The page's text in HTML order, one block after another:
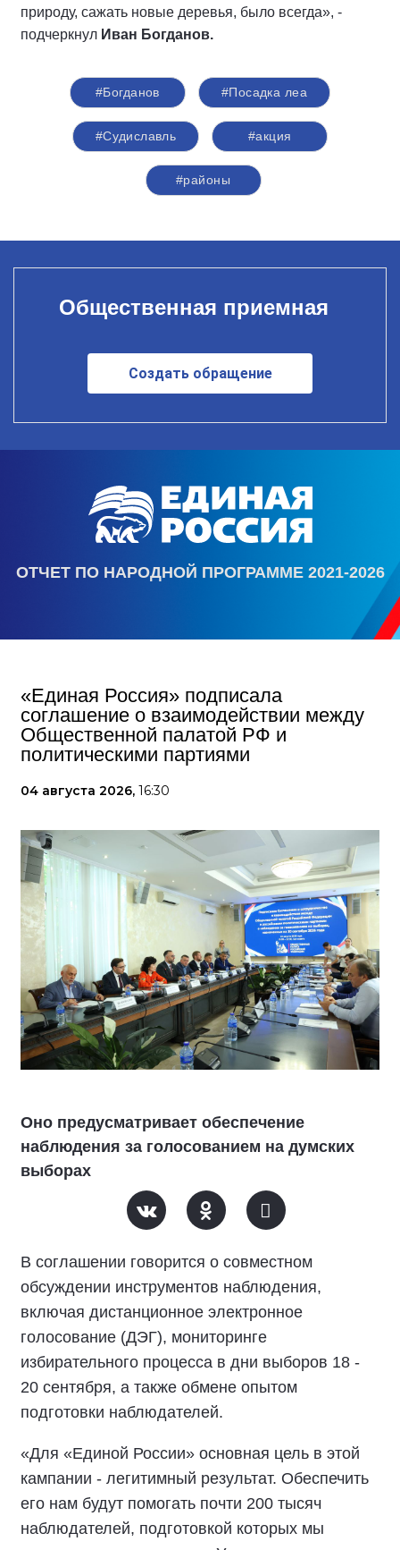
природу, сажать новые деревья, было всегда», -
подчеркнул Иван Богданов.
#Богданов #Посадка леа
#Судиславль #акция
#районы
Общественная приемная
Создать обращение
ОТЧЕТ ПО НАРОДНОЙ ПРОГРАММЕ 2021-2026
«Единая Россия» подписала
соглашение о взаимодействии между
Общественной палатой РФ и
политическими партиями
04 августа 2026, 16:30
Оно предусматривает обеспечение
наблюдения за голосованием на думских
выборах
В соглашении говорится о совместном
обсуждении инструментов наблюдения,
включая дистанционное электронное
голосование (ДЭГ), мониторинге
избирательного процесса в дни выборов 18 -
20 сентября, а также обмене опытом
подготовки наблюдателей.
«Для «Единой России» основная цель в этой
кампании - легитимный результат. Обеспечить
его нам будут помогать почти 200 тысяч
наблюдателей, подготовкой которых мы